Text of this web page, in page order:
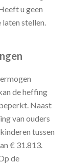
u geen
stellen.
de heffing
Naast
van ouders
tussen
€ 31.813.
de